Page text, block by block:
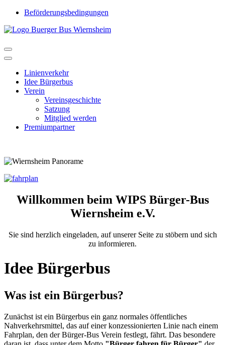
Beförderungsbedingungen
Linienverkehr
Idee Bürgerbus
Verein
Vereinsgeschichte
Satzung
Mitglied werden
Premiumpartner
Willkommen beim WIPS Bürger-Bus
Wiernsheim e.V.
Sie sind herzlich eingeladen, auf unserer Seite zu stöbern und sich
zu informieren.
Idee Bürgerbus
Was ist ein Bürgerbus?
Zunächst ist ein Bürgerbus ein ganz normales öffentliches
Nahverkehrsmittel, das auf einer konzessionierten Linie nach einem
Fahrplan, den der Bürger-Bus Verein festlegt, fährt. Das besondere